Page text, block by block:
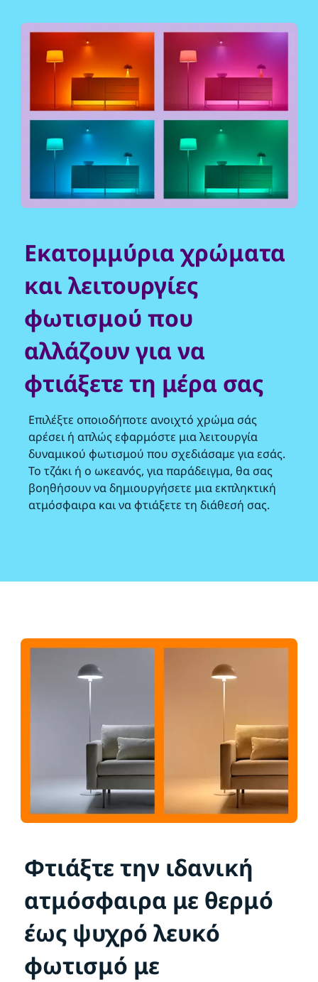
Εκατομμύρια χρώματα
και λειτουργίες
φωτισμού που
αλλάζουν για να
φτιάξετε τη μέρα σας
Επιλέξτε οποιοδήποτε ανοιχτό χρώμα σάς
αρέσει ή απλώς εφαρμόστε μια λειτουργία
δυναμικού φωτισμού που σχεδιάσαμε για εσάς.
Το τζάκι ή ο ωκεανός, για παράδειγμα, θα σας
βοηθήσουν να δημιουργήσετε μια εκπληκτική
ατμόσφαιρα και να φτιάξετε τη διάθεσή σας.
Φτιάξτε την ιδανική
ατμόσφαιρα με θερμό
έως ψυχρό λευκό
φωτισμό με